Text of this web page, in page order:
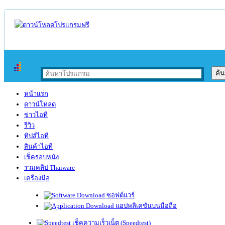
หน้าแรก
ดาวน์โหลด
ข่าวไอที
รีวิว
ทิปส์ไอที
สินค้าไอที
เช็ครอบหนัง
รวมคลิป Thaiware
เครื่องมือ
ซอฟต์แวร์
แอปพลิเคชันบนมือถือ
เช็คความเร็วเน็ต (Speedtest)